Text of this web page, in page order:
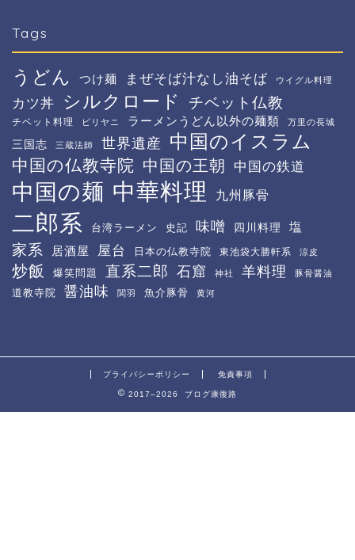
Tags
うどん つけ麺 まぜそば汁なし油そば ウイグル料理
カツ丼 シルクロード チベット仏教
チベット料理 ビリヤニ ラーメンうどん以外の麺類 万里の長城
三国志 三蔵法師 世界遺産 中国のイスラム
中国の仏教寺院 中国の王朝 中国の鉄道
中国の麺 中華料理 九州豚骨
二郎系 台湾ラーメン 史記 味噌 四川料理 塩
家系 居酒屋 屋台 日本の仏教寺院 東池袋大勝軒系 涼皮
炒飯 爆笑問題 直系二郎 石窟 神社 羊料理 豚骨醤油
道教寺院 醤油味 関羽 魚介豚骨 黄河
プライバシーポリシー 免責事項
2017–2026 ブログ康復路